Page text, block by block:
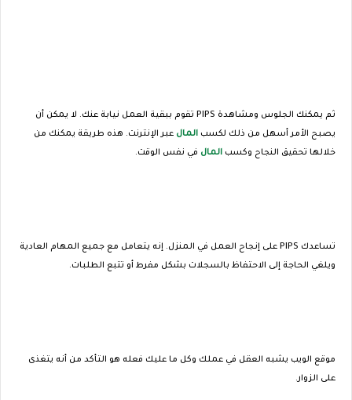
ثم يمكنك الجلوس ومشاهدة PIPS تقوم ببقية العمل نيابة عنك. لا يمكن أن
يصبح الأمر أسهل من ذلك لكسبالمال عبر الإنترنت. هذه طريقة يمكنك من
خلالها تحقيق النجاح وكسبالمال في نفس الوقت.
تساعدك PIPS على إنجاح العمل في المنزل. إنه يتعامل مع جميع المهام العادية
ويلغي الحاجة إلى الاحتفاظ بالسجلات بشكل مفرط أو تتبع الطلبات.
موقع الويب يشبه العقل في عملك وكل ما عليك فعله هو التأكد من أنه يتغذى
على الزوار.